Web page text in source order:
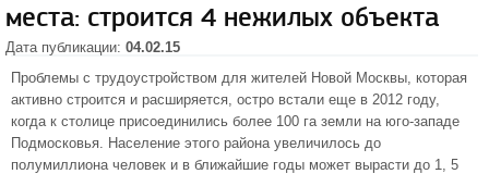
места: строится 4 нежилых объекта
Дата публикации: 04.02.15
Проблемы с трудоустройством для жителей Новой Москвы, которая
активно строится и расширяется, остро встали еще в 2012 году,
когда к столице присоединились более 100 га земли на юго-западе
Подмосковья. Население этого района увеличилось до
полумиллиона человек и в ближайшие годы может вырасти до 1, 5